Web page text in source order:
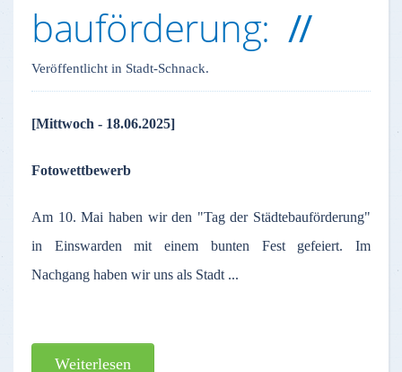
bauförderung:
Veröffentlicht in Stadt-Schnack.
[Mittwoch - 18.06.2025]
Fotowettbewerb
Am 10. Mai haben wir den "Tag der Städtebauförderung"
in Einswarden mit einem bunten Fest gefeiert. Im
Nachgang haben wir uns als Stadt ...
Weiterlesen